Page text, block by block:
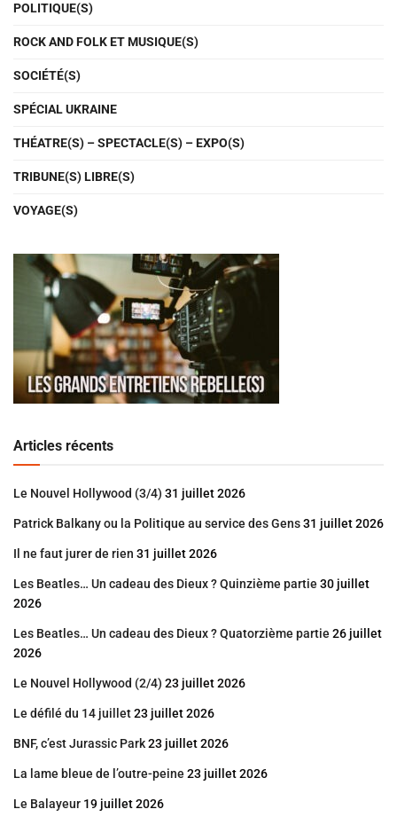
POLITIQUE(S)
ROCK AND FOLK ET MUSIQUE(S)
SOCIÉTÉ(S)
SPÉCIAL UKRAINE
THÉATRE(S) – SPECTACLE(S) – EXPO(S)
TRIBUNE(S) LIBRE(S)
VOYAGE(S)
Articles récents
Le Nouvel Hollywood (3/4) 31 juillet 2026
Patrick Balkany ou la Politique au service des Gens31 juillet 2026
Il ne faut jurer de rien 31 juillet 2026
Les Beatles… Un cadeau des Dieux ? Quinzième partie 30 juillet
2026
Les Beatles… Un cadeau des Dieux ? Quatorzième partie 26 juillet
2026
Le Nouvel Hollywood (2/4) 23 juillet 2026
Le défilé du 14 juillet23 juillet 2026
BNF, c’est Jurassic Park23 juillet 2026
La lame bleue de l’outre-peine 23 juillet 2026
Le Balayeur 19 juillet 2026